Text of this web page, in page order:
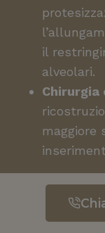
il
alveolari.
Chirurgia
maggiore